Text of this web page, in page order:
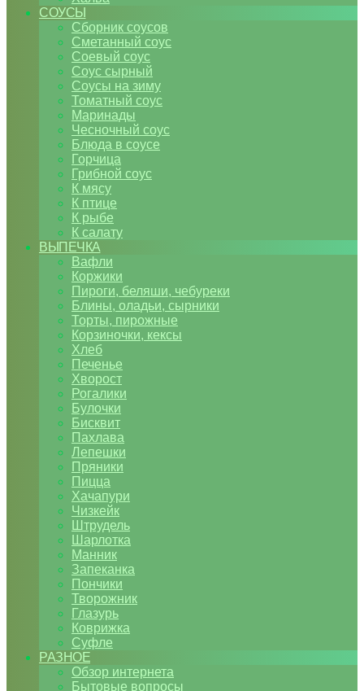
СОУСЫ
Сборник соусов
Сметанный соус
Соевый соус
Соус сырный
Соусы на зиму
Томатный соус
Маринады
Чесночный соус
Блюда в соусе
Горчица
Грибной соус
К мясу
К птице
К рыбе
К салату
ВЫПЕЧКА
Вафли
Коржики
Пироги, беляши, чебуреки
Блины, оладьи, сырники
Торты, пирожные
Корзиночки, кексы
Хлеб
Печенье
Хворост
Рогалики
Булочки
Бисквит
Пахлава
Лепешки
Пряники
Пицца
Хачапури
Чизкейк
Штрудель
Шарлотка
Манник
Запеканка
Пончики
Творожник
Глазурь
Коврижка
Суфле
РАЗНОЕ
Обзор интернета
Бытовые вопросы